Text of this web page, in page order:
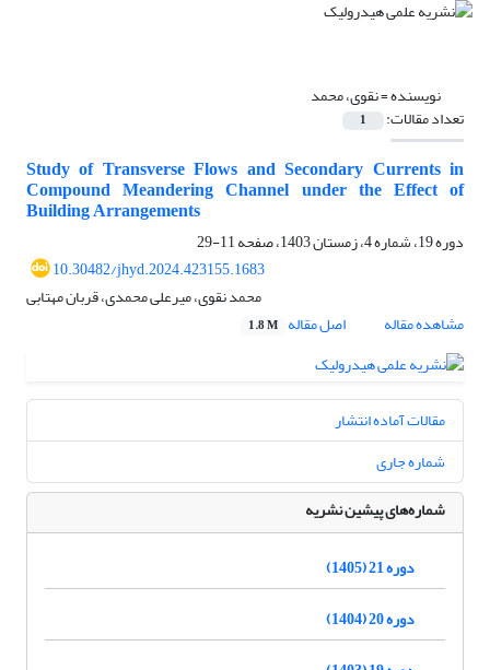
نویسنده =نقوی، محمد
تعداد مقالات: 1
Study of Transverse Flows and Secondary Currents in
Compound Meandering Channel under the Effect of
Building Arrangements
دوره 19، شماره 4، زمستان 1403، صفحه
11-29
10.30482/jhyd.2024.423155.1683
محمد نقوی، میرعلی محمدی، قربان مهتابی
مشاهده مقاله
اصل مقاله 1.8 M
مقالات آماده انتشار
شماره جاری
شماره‌های پیشین نشریه
دوره 21 (1405)
دوره 20 (1404)